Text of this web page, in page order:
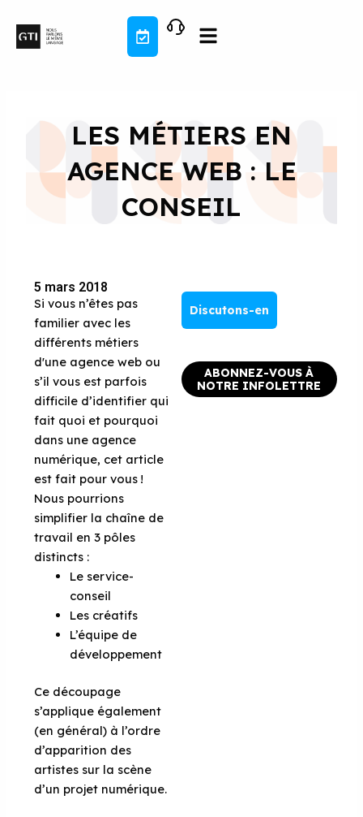
contenu
LES MÉTIERS EN
AGENCE WEB : LE
CONSEIL
5 mars 2018
Si vous n’êtes pas
familier avec les
différents métiers
d'une agence web ou
s’il vous est parfois
difficile d’identifier qui
fait quoi et pourquoi
dans une agence
numérique, cet article
est fait pour vous !
Nous pourrions
simplifier la chaîne de
travail en 3 pôles
distincts :
Le service-
conseil
Les créatifs
L’équipe de
développement
Ce découpage
s’applique également
(en général) à l’ordre
d’apparition des
artistes sur la scène
d’un projet numérique.
Discutons-en
ABONNEZ-VOUS À
NOTRE INFOLETTRE